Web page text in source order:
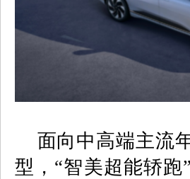
面向中高端主流
型，“智美超能轿跑”